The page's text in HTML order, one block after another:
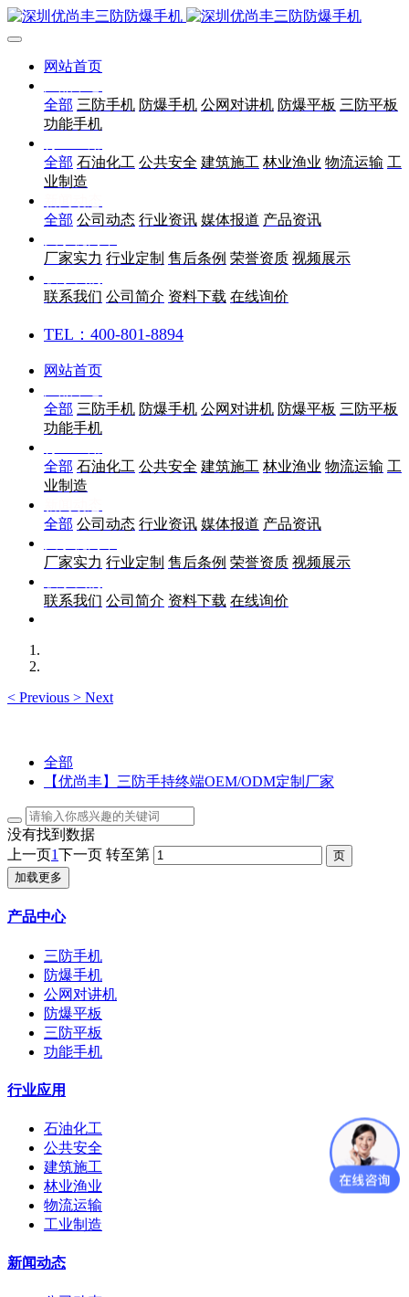
网站首页
全部 三防手机 防爆手机 公网对讲机 防爆平板 三防平板
功能手机
全部 石油化工 公共安全 建筑施工 林业渔业 物流运输 工
业制造
全部 公司动态 行业资讯 媒体报道 产品资讯
厂家实力 行业定制 售后条例 荣誉资质 视频展示
联系我们 公司简介 资料下载 在线询价
TEL：400-801-8894
网站首页
全部 三防手机 防爆手机 公网对讲机 防爆平板 三防平板
功能手机
全部 石油化工 公共安全 建筑施工 林业渔业 物流运输 工
业制造
全部 公司动态 行业资讯 媒体报道 产品资讯
厂家实力 行业定制 售后条例 荣誉资质 视频展示
联系我们 公司简介 资料下载 在线询价
< Previous > Next
全部
【优尚丰】三防手持终端OEM/ODM定制厂家
没有找到数据
上一页1下一页 转至第
加载更多
产品中心
三防手机
防爆手机
公网对讲机
防爆平板
三防平板
功能手机
行业应用
石油化工
公共安全
建筑施工
林业渔业
物流运输
工业制造
新闻动态